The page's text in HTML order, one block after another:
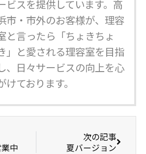
ビスを提供しています。高
市・市外のお客様が、理容
と言ったら「ちょきちょ
」と愛される理容室を目指
、日々サービスの向上を心
けております。
中
次の記事
夏バージョン